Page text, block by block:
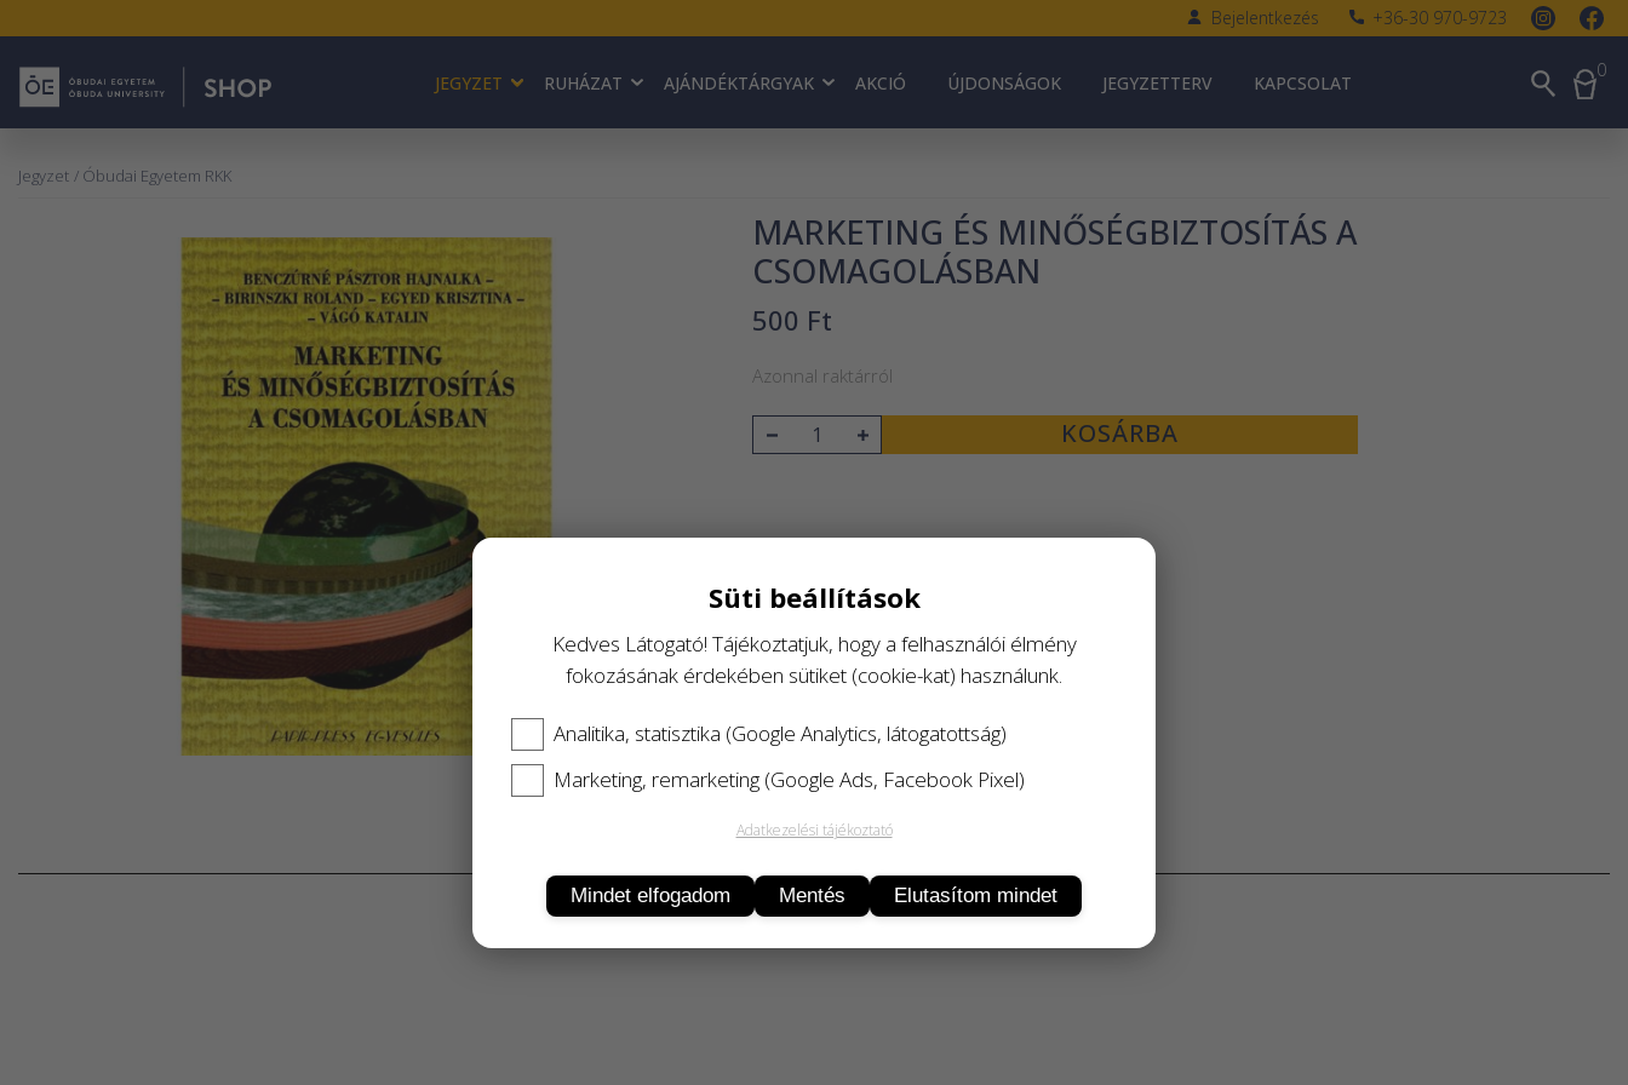
+36-30 970-9723
Bejelentkezés
JEGYZET RUHÁZAT AJÁNDÉKTÁRGYAK AKCIÓ ÚJDONSÁGOK JEGYZETTERV KAPCSOLAT
0
Jegyzet / Óbudai Egyetem RKK
MARKETING ÉS MINŐSÉGBIZTOSÍTÁS A
CSOMAGOLÁSBAN
500 Ft
Azonnal raktárról
KOSÁRBA
Termékleírás
Süti beállítások
Kedves Látogató! Tájékoztatjuk, hogy a felhasználói élmény
fokozásának érdekében sütiket (cookie-kat) használunk.
Analitika, statisztika (Google Analytics, látogatottság)
Marketing, remarketing (Google Ads, Facebook Pixel)
Adatkezelési tájékoztató
Mindet elfogadom Mentés Elutasítom mindet